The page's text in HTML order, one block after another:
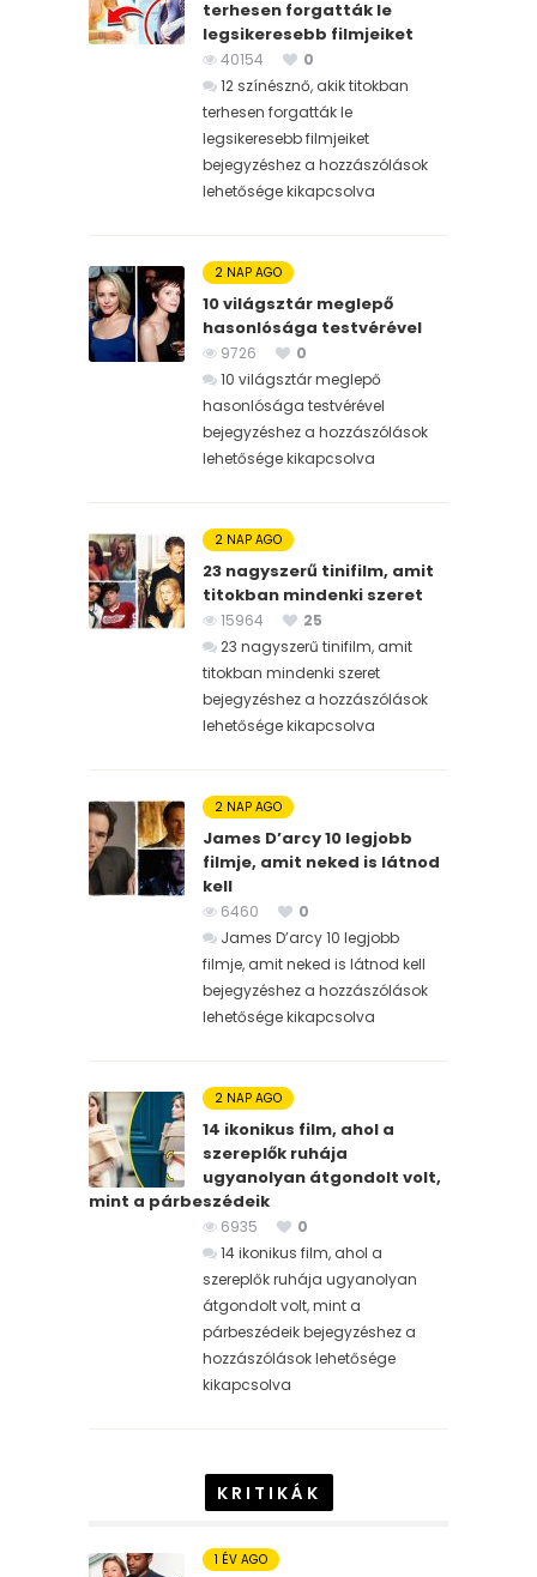
terhesen forgatták le
legsikeresebb filmjeiket
40154
0
12 színésznő, akik titokban
terhesen forgatták le
legsikeresebb filmjeiket
bejegyzéshez a hozzászólások
lehetősége kikapcsolva
2 NAP AGO
10 világsztár meglepő
hasonlósága testvérével
9726
0
10 világsztár meglepő
hasonlósága testvérével
bejegyzéshez a hozzászólások
lehetősége kikapcsolva
2 NAP AGO
23 nagyszerű tinifilm, amit
titokban mindenki szeret
15964
25
23 nagyszerű tinifilm, amit
titokban mindenki szeret
bejegyzéshez a hozzászólások
lehetősége kikapcsolva
2 NAP AGO
James D’arcy 10 legjobb
filmje, amit neked is látnod
kell
6460
0
James D’arcy 10 legjobb
filmje, amit neked is látnod kell
bejegyzéshez a hozzászólások
lehetősége kikapcsolva
2 NAP AGO
14 ikonikus film, ahol a
szereplők ruhája
ugyanolyan átgondolt volt,
mint a párbeszédeik
6935
0
14 ikonikus film, ahol a
szereplők ruhája ugyanolyan
átgondolt volt, mint a
párbeszédeik bejegyzéshez a
hozzászólások lehetősége
kikapcsolva
KRITIKÁK
1 ÉV AGO